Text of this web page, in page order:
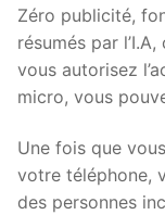
Zéro publicité,
résumés par
vous autorisez
micro, vous
Une fois que
votre téléphone,
des personnes